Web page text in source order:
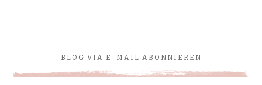
BLOG VIA E-MAIL ABONNIEREN